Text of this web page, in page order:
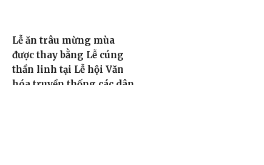
Lễ ăn trâu mừng mùa
được thay bằng Lễ cúng
thần linh tại Lễ hội Văn
hóa truyền thống các dân